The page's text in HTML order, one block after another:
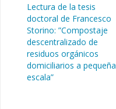
Lectura de la tesis
doctoral de Francesco
Storino: ”Compostaje
descentralizado de
residuos orgánicos
domiciliarios a pequeña
escala”